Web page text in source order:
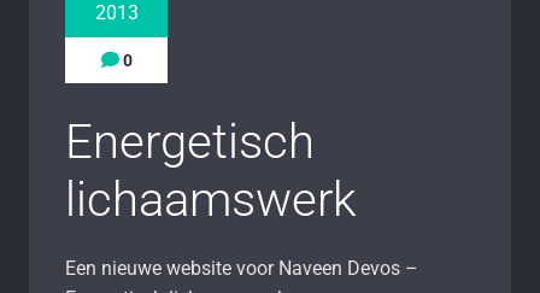
2013
0
Energetisch
lichaamswerk
Een nieuwe website voor Naveen Devos –